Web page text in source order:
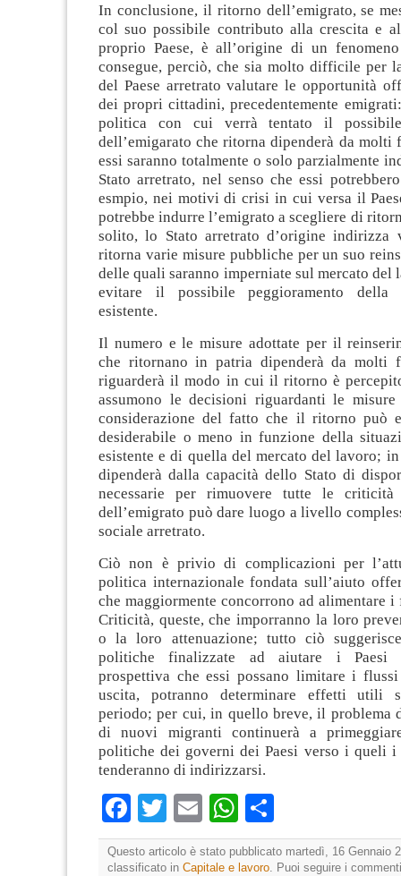
In conclusione, il ritorno dell’emigrato, se
col suo possibile contributo alla crescita e
proprio Paese, è all’origine di un
consegue, perciò, che sia molto difficile per
del Paese arretrato valutare le opportunità
dei propri cittadini, precedentemente
politica con cui verrà tentato il possibile
dell’emigarato che ritorna dipenderà da
essi saranno totalmente o solo parzialmente
Stato arretrato, nel senso che essi
esmpio, nei motivi di crisi in cui versa il
potrebbe indurre l’emigrato a scegliere di
solito, lo Stato arretrato d’origine indirizza
ritorna varie misure pubbliche per un suo
delle quali saranno imperniate sul mercato del
evitare il possibile peggioramento della
esistente.
Il numero e le misure adottate per il
che ritornano in patria dipenderà da molti
riguarderà il modo in cui il ritorno è
assumono le decisioni riguardanti le
considerazione del fatto che il ritorno può
desiderabile o meno in funzione della
esistente e di quella del mercato del lavoro;
dipenderà dalla capacità dello Stato di
necessarie per rimuovere tutte le
dell’emigrato può dare luogo a livello
sociale arretrato.
Ciò non è privio di complicazioni per
politica internazionale fondata sull’aiuto
che maggiormente concorrono ad alimentare
Criticità, queste, che imporranno la loro
o la loro attenuazione; tutto ciò
politiche finalizzate ad aiutare i Paesi
prospettiva che essi possano limitare i
uscita, potranno determinare effetti utili
periodo; per cui, in quello breve, il problema
di nuovi migranti continuerà a
politiche dei governi dei Paesi verso i queli
tenderanno di indirizzarsi.
Facebook
TwitterEmailWhatsApp
Questo articolo è stato pubblicato martedì, 16 Gennaio
classificato in Capitale e lavoro. Puoi seguire i